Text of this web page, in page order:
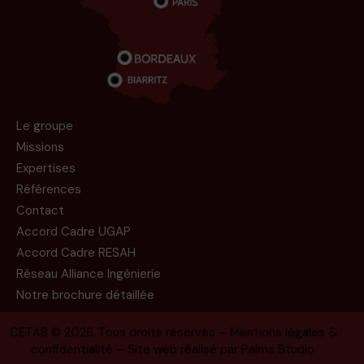
Le groupe
Missions
Expertises
Références
Contact
Accord Cadre UGAP
Accord Cadre RESAH
Réseau Alliance Ingénierie
Notre brochure détaillée
CETAB © 2026. Tous droits réservés – Mentions légales &
confidentialité – Site web réalisé par Palms Studio